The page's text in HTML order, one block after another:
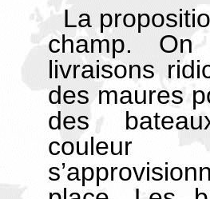
La
champ. On
livraisons
des maures
des